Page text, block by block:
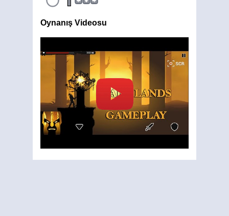
Oynanış Videosu